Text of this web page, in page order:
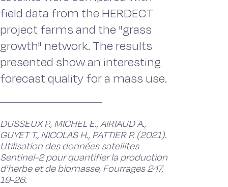
field data from the HERDECT
project farms and the "grass
growth" network. The results
presented show an interesting
forecast quality for a mass use.
DUSSEUX P., MICHEL E., AIRIAUD A.,
GUYET T., NICOLAS H., PATTIER P. (2021).
Utilisation des données satellites
Sentinel-2 pour quantifier la production
d’herbe et de biomasse, Fourrages 247,
19-26.